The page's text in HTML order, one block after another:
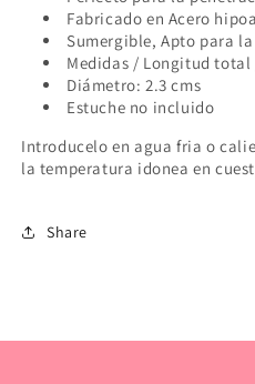
Fabricado en Acero
Sumergible, Apto para
Medidas / Longitud total
Diámetro: 2.3 cms
Estuche no incluido
Introducelo en agua fria o
la temperatura idonea en
Share